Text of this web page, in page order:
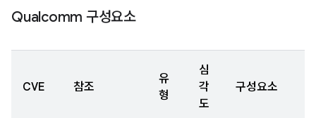
Qualcomm 구성요소
CVE 참조
유
형
심
각
도
구성요소